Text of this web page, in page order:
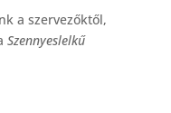
a szervezőktől,
Szennyeslelkű